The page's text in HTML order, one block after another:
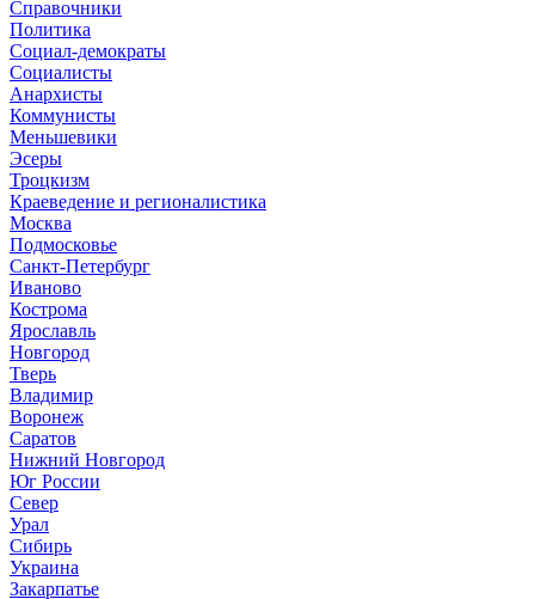
Справочники
Политика
Социал-демократы
Социалисты
Анархисты
Коммунисты
Меньшевики
Эсеры
Троцкизм
Краеведение и регионалистика
Москва
Подмосковье
Санкт-Петербург
Иваново
Кострома
Ярославль
Новгород
Тверь
Владимир
Воронеж
Саратов
Нижний Новгород
Юг России
Север
Урал
Сибирь
Украина
Закарпатье